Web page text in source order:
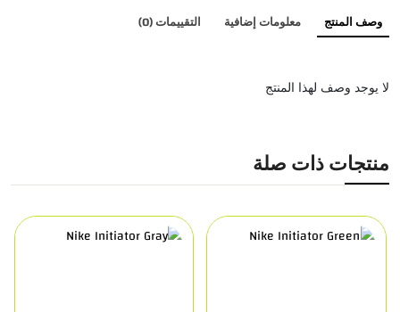
وصف المنتج معلومات إضافية التقييمات (0)
لا يوجد وصف لهذا المنتج
منتجات ذات صلة